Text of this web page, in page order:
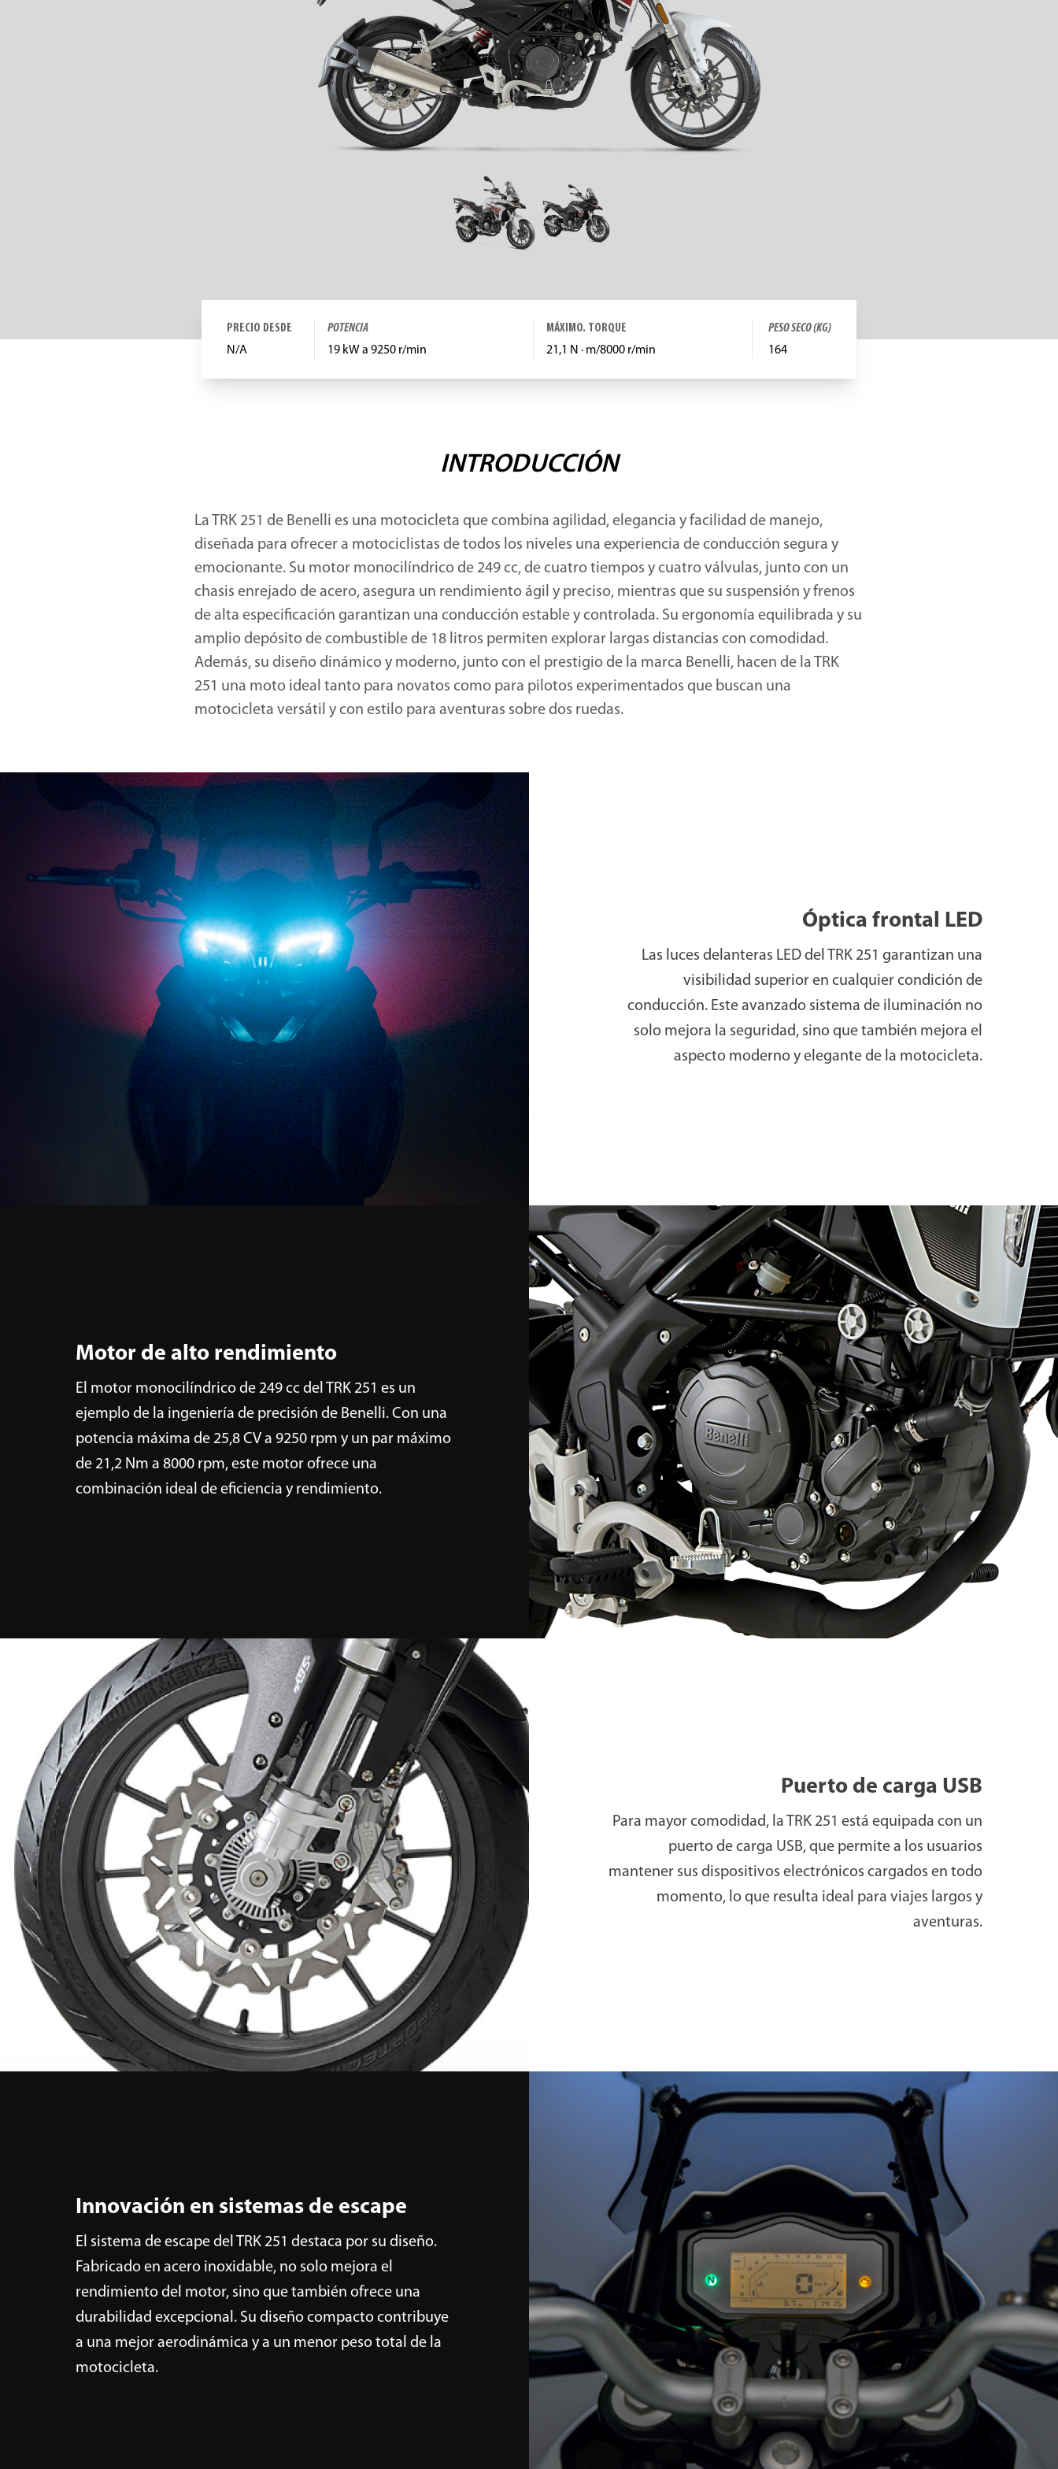
PRECIO DESDE
N/A
POTENCIA
19 kW a 9250 r/min
MÁXIMO. TORQUE
21,1 N · m/8000 r/min
PESO SECO (KG)
164
INTRODUCCIÓN
La TRK 251 de Benelli es una motocicleta que combina agilidad, elegancia y facilidad de manejo,
diseñada para ofrecer a motociclistas de todos los niveles una experiencia de conducción segura y
emocionante. Su motor monocilíndrico de 249 cc, de cuatro tiempos y cuatro válvulas, junto con un
chasis enrejado de acero, asegura un rendimiento ágil y preciso, mientras que su suspensión y frenos
de alta especificación garantizan una conducción estable y controlada. Su ergonomía equilibrada y su
amplio depósito de combustible de 18 litros permiten explorar largas distancias con comodidad.
Además, su diseño dinámico y moderno, junto con el prestigio de la marca Benelli, hacen de la TRK
251 una moto ideal tanto para novatos como para pilotos experimentados que buscan una
motocicleta versátil y con estilo para aventuras sobre dos ruedas.
Óptica frontal LED
Las luces delanteras LED del TRK 251 garantizan una
visibilidad superior en cualquier condición de
conducción. Este avanzado sistema de iluminación no
solo mejora la seguridad, sino que también mejora el
aspecto moderno y elegante de la motocicleta.
Motor de alto rendimiento
El motor monocilíndrico de 249 cc del TRK 251 es un
ejemplo de la ingeniería de precisión de Benelli. Con una
potencia máxima de 25,8 CV a 9250 rpm y un par máximo
de 21,2 Nm a 8000 rpm, este motor ofrece una
combinación ideal de eficiencia y rendimiento.
Puerto de carga USB
Para mayor comodidad, la TRK 251 está equipada con un
puerto de carga USB, que permite a los usuarios
mantener sus dispositivos electrónicos cargados en todo
momento, lo que resulta ideal para viajes largos y
aventuras.
Innovación en sistemas de escape
El sistema de escape del TRK 251 destaca por su diseño.
Fabricado en acero inoxidable, no solo mejora el
rendimiento del motor, sino que también ofrece una
durabilidad excepcional. Su diseño compacto contribuye
a una mejor aerodinámica y a un menor peso total de la
motocicleta.